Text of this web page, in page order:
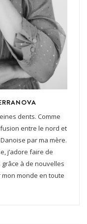
dents. Comme
entre le nord et
par ma mère.
j’adore faire de
à de nouvelles
monde en toute